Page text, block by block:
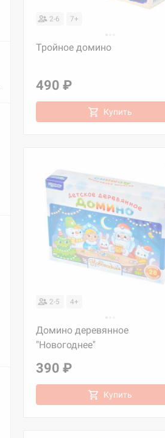
2-6 7+
Тройное домино
490 ₽
Купить
2-5 4+
Домино деревянное
"Новогоднее"
390 ₽
Купить